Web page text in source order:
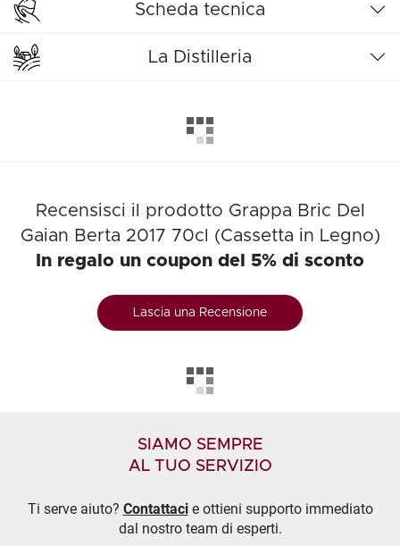
Scheda tecnica
La Distilleria
Recensisci il prodotto Grappa Bric Del
Gaian Berta 2017 70cl (Cassetta in Legno)
In regalo un coupon del 5% di sconto
Lascia una Recensione
SIAMO SEMPRE
AL TUO SERVIZIO
Ti serve aiuto? Contattacie ottieni supporto immediato
dal nostro team di esperti.